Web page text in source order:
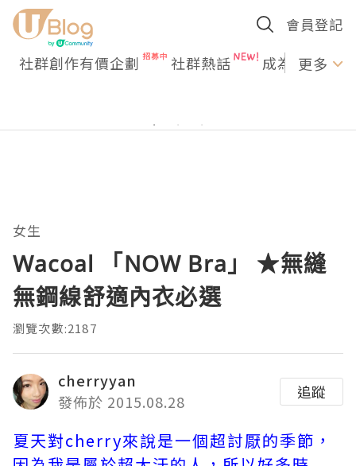
會員登記
社群創作有價企劃 社群熱話 成為U更多
女生
Wacoal 「NOW Bra」 ★無縫
無鋼線舒適內衣必選
瀏覽次數:2187
cherryyan
發佈於 2015.08.28
追蹤
夏天對cherry來說是一個超討厭的季節，